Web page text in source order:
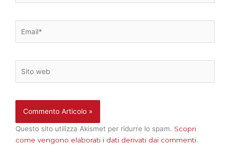
web
Questo sito utilizza Akismet per ridurre lo spam. Scopri
come vengono elaborati i dati derivati dai commenti.